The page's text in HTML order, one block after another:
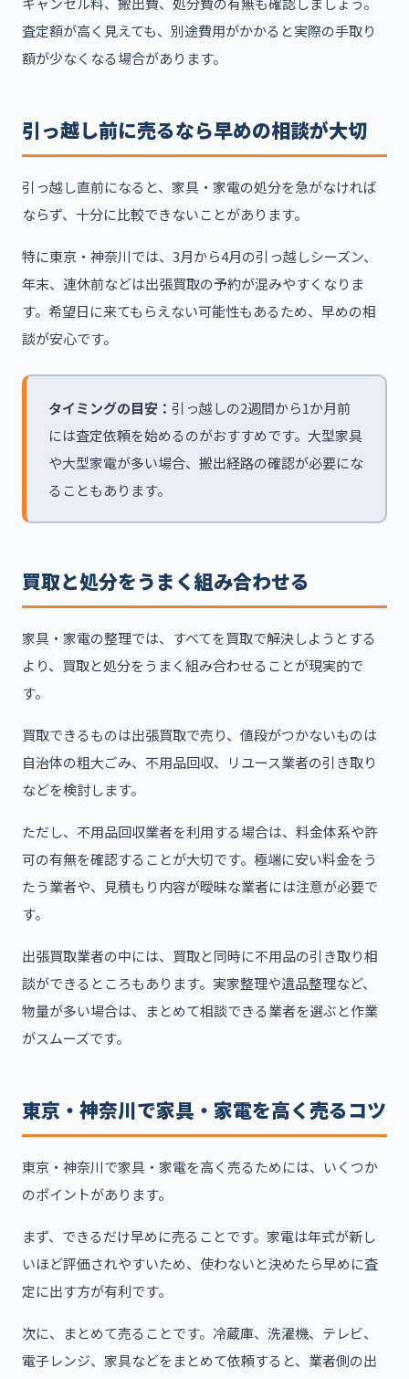
査定額が高く見えても、別途費用がかかると実際の手取り
額が少なくなる場合があります。
引っ越し前に売るなら早めの相談が大切
引っ越し直前になると、家具・家電の処分を急がなければ
ならず、十分に比較できないことがあります。
特に東京・神奈川では、3月から4月の引っ越しシーズン、
年末、連休前などは出張買取の予約が混みやすくなりま
す。希望日に来てもらえない可能性もあるため、早めの相
談が安心です。
タイミングの目安： 引っ越しの2週間から1か月前
には査定依頼を始めるのがおすすめです。大型家具
や大型家電が多い場合、搬出経路の確認が必要にな
ることもあります。
買取と処分をうまく組み合わせる
家具・家電の整理では、すべてを買取で解決しようとする
より、買取と処分をうまく組み合わせることが現実的で
す。
買取できるものは出張買取で売り、値段がつかないものは
自治体の粗大ごみ、不用品回収、リユース業者の引き取り
などを検討します。
ただし、不用品回収業者を利用する場合は、料金体系や許
可の有無を確認することが大切です。極端に安い料金をう
たう業者や、見積もり内容が曖昧な業者には注意が必要で
す。
出張買取業者の中には、買取と同時に不用品の引き取り相
談ができるところもあります。実家整理や遺品整理など、
物量が多い場合は、まとめて相談できる業者を選ぶと作業
がスムーズです。
東京・神奈川で家具・家電を高く売るコツ
東京・神奈川で家具・家電を高く売るためには、いくつか
のポイントがあります。
まず、できるだけ早めに売ることです。家電は年式が新し
いほど評価されやすいため、使わないと決めたら早めに査
定に出す方が有利です。
次に、まとめて売ることです。冷蔵庫、洗濯機、テレビ、
電子レンジ、家具などをまとめて依頼すると、業者側の出